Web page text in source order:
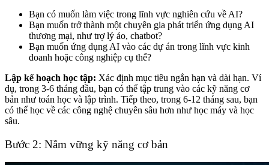
Bạn có muốn làm việc trong lĩnh vực nghiên cứu về AI?
Bạn muốn trở thành một chuyên gia phát triển ứng dụng AI
thương mại, như trợ lý ảo, chatbot?
Bạn muốn ứng dụng AI vào các dự án trong lĩnh vực kinh
doanh hoặc công nghiệp cụ thể?
Lập kế hoạch học tập: Xác định mục tiêu ngắn hạn và dài hạn. Ví
dụ, trong 3-6 tháng đầu, bạn có thể tập trung vào các kỹ năng cơ
bản như toán học và lập trình. Tiếp theo, trong 6-12 tháng sau, bạn
có thể học về các công nghệ chuyên sâu hơn như học máy và học
sâu.
Bước 2: Nắm vững kỹ năng cơ bản